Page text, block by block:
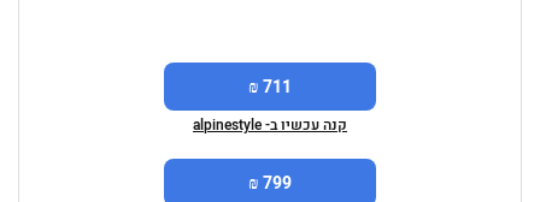
711 ₪
קנה עכשיו ב- alpinestyle
799 ₪